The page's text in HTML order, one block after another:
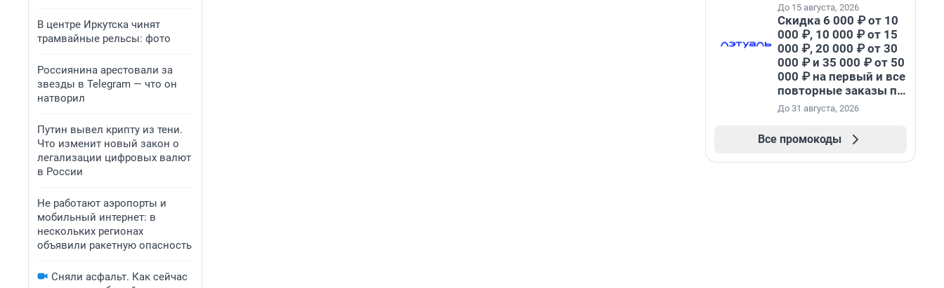
В центре Иркутска чинят
трамвайные рельсы: фото
Россиянина арестовали за
звезды в Telegram — что он
натворил
Путин вывел крипту из тени.
Что изменит новый закон о
легализации цифровых валют
в России
Не работают аэропорты и
мобильный интернет: в
нескольких регионах
объявили ракетную опасность
Сняли асфальт. Как сейчас
До 15 августа, 2026
Скидка 6 000 ₽ от 10
000 ₽, 10 000 ₽ от 15
000 ₽, 20 000 ₽ от 30
000 ₽ и 35 000 ₽ от 50
000 ₽ на первый и все
повторные заказы по
промокоду НАБЕРИ
До 31 августа, 2026
Все промокоды